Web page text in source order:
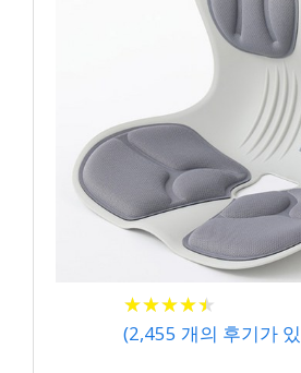
★★★★★
★★★★★
(2,455 개의 후기가